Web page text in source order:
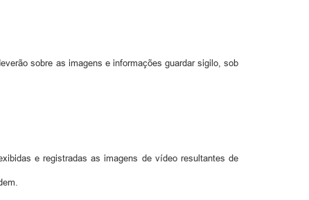
sobre as imagens e informações guardar sigilo, sob
e registradas as imagens de vídeo resultantes de